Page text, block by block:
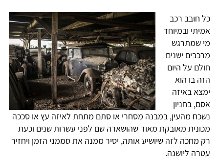
כל חובב רכב
אמיתי ובמיוחד
מי שמתרגש
מרכבים ישנים
חולם על היום
הזה בו הוא
ימצא באיזה
אסם, בחניון
נשכח מהעין, במבנה מסחרי או סתם מתחת לאיזה עץ או סככה
מכונית מאובקת מאוד שהושארה שם לפני עשרות שנים וכעת
רק מחכה לזה שיושיע אותה, יסיר ממנה את סממני הזמן ויחזיר
עטרה ליושנה.